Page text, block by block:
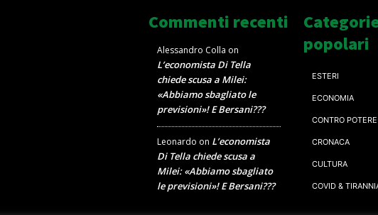
Commenti recenti
Alessandro Colla on
L’economista Di Tella
chiede scusa a Milei:
«Abbiamo sbagliato le
previsioni»! E Bersani???
Leonardo on L’economista
Di Tella chiede scusa a
Milei: «Abbiamo sbagliato
le previsioni»! E Bersani???
popolari
ESTERI
ECONOMIA
CONTRO POTERE
CRONACA
CULTURA
COVID &